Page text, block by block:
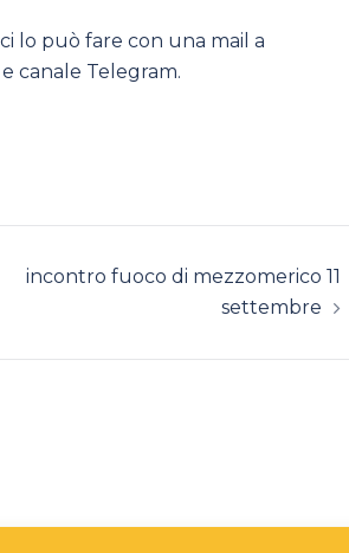
lo può fare con una mail a
canale Telegram.
incontro fuoco di mezzomerico 11
settembre